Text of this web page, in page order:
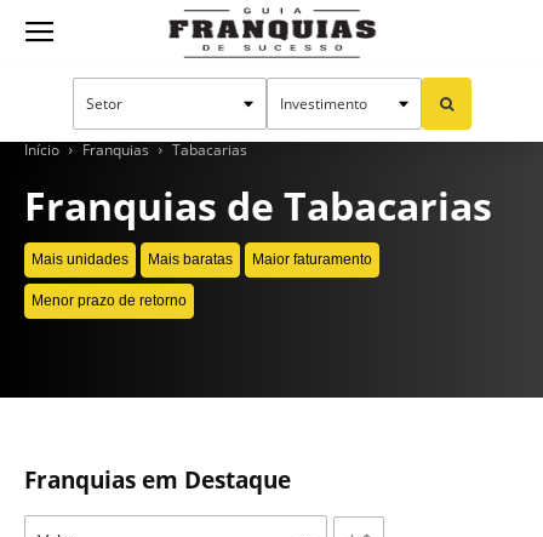
Guia
Franquias
Início Franquias Tabacarias
Franquias de Tabacarias
Mais unidades Mais baratas Maior faturamento
Menor prazo de retorno
Franquias em Destaque